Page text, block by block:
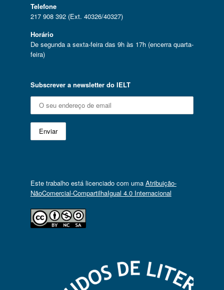
Telefone
217 908 392 (Ext. 40326/40327)
Horário
De segunda a sexta-feira das 9h às 17h (encerra quarta-
feira)
Subscrever a newsletter do IELT
Este trabalho está licenciado com uma Atribuição-
NãoComercial-CompartilhaIgual 4.0 Internacional